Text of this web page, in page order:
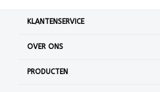
KLANTENSERVICE
OVER ONS
PRODUCTEN